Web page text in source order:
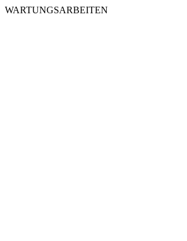
WARTUNGSARBEITEN